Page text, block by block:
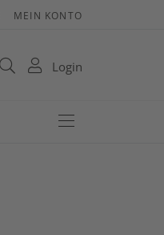
MEIN KONTO
Login